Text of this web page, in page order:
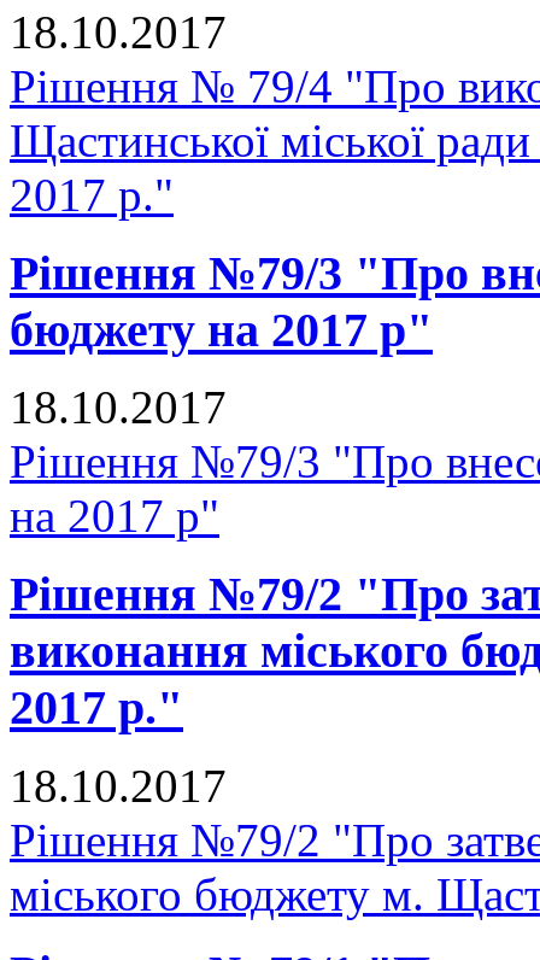
18.10.2017
Рішення № 79/4 "Про
Щастинської міської
2017 р."
Рішення №79/3 "Про
бюджету на 2017 р"
18.10.2017
Рішення №79/3 "Про
на 2017 р"
Рішення №79/2 "Про
виконання міського
2017 р."
18.10.2017
Рішення №79/2 "Про
міського бюджету м.